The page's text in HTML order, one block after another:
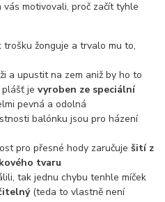
motivovali, proč začít tyhle
žonguje a trvalo mu to,
a upustit na zem aniž by ho to
plášť jevyroben ze speciální
pevná a odolná
balónku jsou pro házení
pro přesné hody zaručuješití z
tvaru
tak jednu chybu tenhle míček
(teda to vlastně není